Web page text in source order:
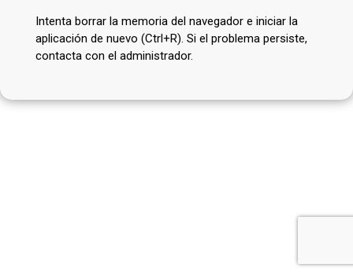
Intenta borrar la memoria del navegador e iniciar la
aplicación de nuevo (Ctrl+R). Si el problema persiste,
contacta con el administrador.